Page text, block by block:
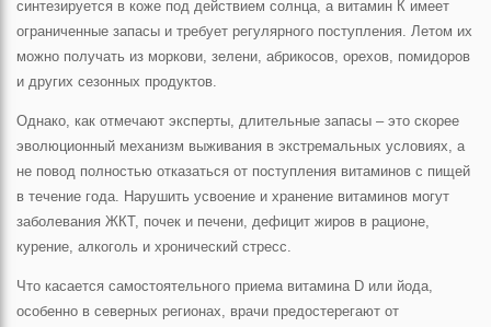
синтезируется в коже под действием солнца, а витамин К имеет
ограниченные запасы и требует регулярного поступления. Летом их
можно получать из моркови, зелени, абрикосов, орехов, помидоров
и других сезонных продуктов.
Однако, как отмечают эксперты, длительные запасы – это скорее
эволюционный механизм выживания в экстремальных условиях, а
не повод полностью отказаться от поступления витаминов с пищей
в течение года. Нарушить усвоение и хранение витаминов могут
заболевания ЖКТ, почек и печени, дефицит жиров в рационе,
курение, алкоголь и хронический стресс.
Что касается самостоятельного приема витамина D или йода,
особенно в северных регионах, врачи предостерегают от